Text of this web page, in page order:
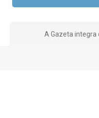
A Gazeta integra